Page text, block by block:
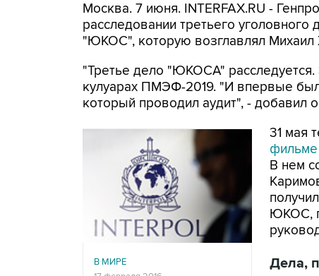
Москва. 7 июня. INTERFAX.RU -
расследовании третьего
"ЮКОС", которую возглавлял Михаил
"Третье дело "ЮКОСА"
кулуарах ПМЭФ-2019. "И впервые
который проводил аудит", - добавил
В МИРЕ
31 мая
фильме
В нем
ЮКОС,
Дела,